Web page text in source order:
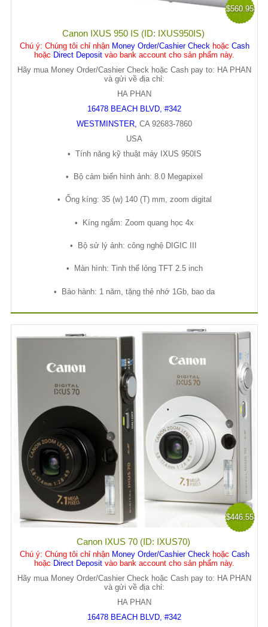
$560.95
Canon IXUS 950 IS (ID: IXUS950IS)
Chú ý: Chúng tôi chỉ nhận Money Order/Cashier Check hoặc Cash
hoặc Direct Deposit vào bank account cho sản phẩm này.
Hãy mua Money Order/Cashier Check hoặc Cash pay to: HA PHAN
và gửi về địa chỉ:
HA PHAN
16478 BEACH BLVD, #342
WESTMINSTER CA 92683-7860
USA
• Tính năng kỹthuật máy IXUS 950IS
• Bộ cảm biến hình ảnh: 8.0 Megapixel
• Ống kíng: 35 (w) 140 (T) mm, zoom digital
• Kíng ngắm: Zoom quang học 4x
• Bộsửlý ảnh: công nghệDIGIC III
• Màn hình: Tinh thểl ỏng TFT 2.5 inch
• Bảo hành: 1 năm, tặng thẻ nhớ 1Gb, bao da
$446.55
Canon IXUS 70 (ID: IXUS70)
Chú ý: Chúng tôi chỉ nhận Money Order/Cashier Checkhoặc Cash
hoặc Direct Deposit vào bank account cho sản phẩm này.
Hãy mua Money Order/Cashier Check hoặc Cash pay to: HA PHAN
và gửi về địa chỉ:
HA PHAN
16478 BEACH BLVD, #342